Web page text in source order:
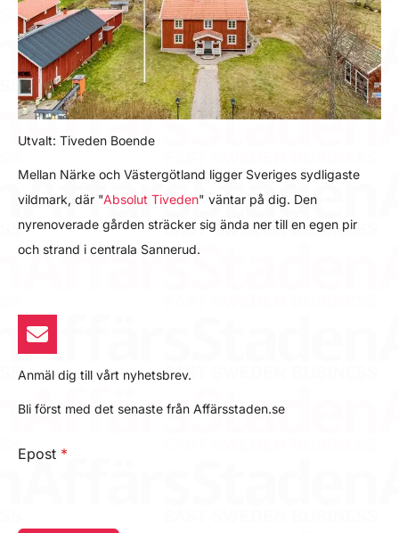
Utvalt: Tiveden Boende
Mellan Närke och Västergötland ligger Sveriges sydligaste
vildmark, där "Absolut Tiveden" väntar på dig. Den
nyrenoverade gården sträcker sig ända ner till en egen pir
och strand i centrala Sannerud.
Anmäl dig till vårt nyhetsbrev.
Bli först med det senaste från Affärsstaden.se
Epost *